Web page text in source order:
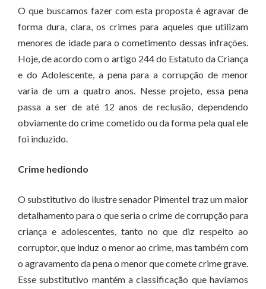
O que buscamos fazer com esta proposta é agravar de
forma dura, clara, os crimes para aqueles que utilizam
menores de idade para o cometimento dessas infrações.
Hoje, de acordo com o artigo 244 do Estatuto da Criança
e do Adolescente, a pena para a corrupção de menor
varia de um a quatro anos. Nesse projeto, essa pena
passa a ser de até 12 anos de reclusão, dependendo
obviamente do crime cometido ou da forma pela qual ele
foi induzido.
Crime hediondo
O substitutivo do ilustre senador Pimentel traz um maior
detalhamento para o que seria o crime de corrupção para
criança e adolescentes, tanto no que diz respeito ao
corruptor, que induz o menor ao crime, mas também com
o agravamento da pena o menor que comete crime grave.
Esse substitutivo mantém a classificação que havíamos